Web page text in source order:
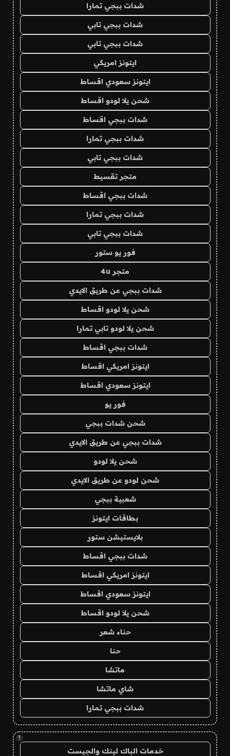
شدات ببجي تمارا
شدات ببجي تابي
شدات ببجي تابي
ايتونز امريكي
ايتونز سعودي اقساط
شحن يلا لودو اقساط
شدات ببجي اقساط
شدات ببجي تمارا
شدات ببجي تابي
متجر تقسيط
شدات ببجي اقساط
شدات ببجي تمارا
شدات ببجي تابي
فور يو ستور
متجر 4u
شدات ببجي عن طريق الايدي
شحن يلا لودو اقساط
شحن يلا لودو تابي تمارا
شدات ببجي اقساط
ايتونز امريكي اقساط
ايتونز سعودي اقساط
فور يو
شحن شدات ببجي
شدات ببجي عن طريق الايدي
شحن يلا لودو
شحن لودو عن طريق الايدي
شعبية ببجي
بطاقات ايتونز
بلايستيشن ستور
شدات ببجي اقساط
ايتونز امريكي اقساط
ايتونز سعودي اقساط
شحن يلا لودو اقساط
حناء شعر
حنا
ماتشا
شاي ماتشا
شدات ببجي تمارا
!
خدمات الباك لينك والجيست